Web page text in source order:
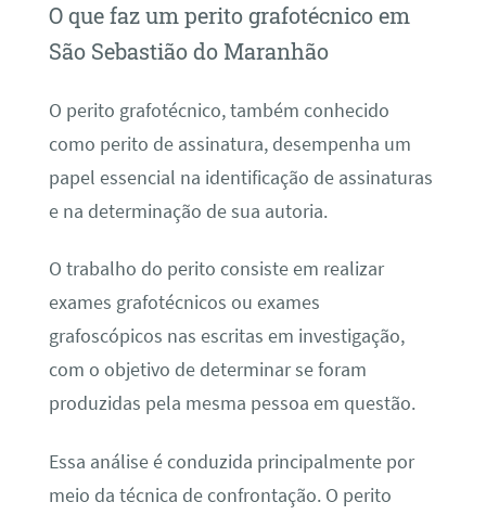
O que faz um perito grafotécnico em
São Sebastião do Maranhão
O perito grafotécnico, também conhecido
como perito de assinatura, desempenha um
papel essencial na identificação de assinaturas
e na determinação de sua autoria.
O trabalho do perito consiste em realizar
exames grafotécnicos ou exames
grafoscópicos nas escritas em investigação,
com o objetivo de determinar se foram
produzidas pela mesma pessoa em questão.
Essa análise é conduzida principalmente por
meio da técnica de confrontação. O perito